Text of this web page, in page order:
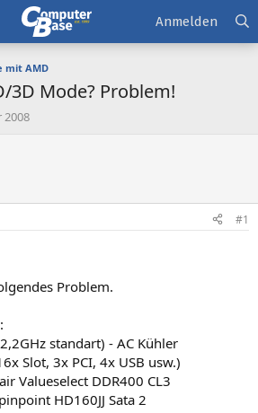
Anmelden
mit AMD
3D Mode? Problem!
2008
#1
Problem.
standart) - AC Kühler
Slot, 3x PCI, 4x USB usw.)
Valueselect DDR400 CL3
HD160JJ Sata 2